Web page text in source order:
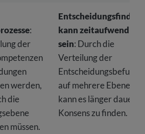
:
der
werden,
die
müssen.
kann zeitaufwendig
sein: Durch die
Verteilung der
auf mehrere Ebenen
kann es länger dauern,
Konsens zu finden.